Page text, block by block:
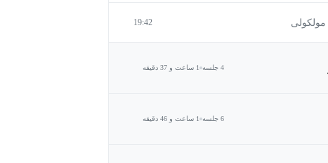
19:42
4 جلسه 1 ساعت و 37 دقیقه
6 جلسه 1 ساعت و 46 دقیقه